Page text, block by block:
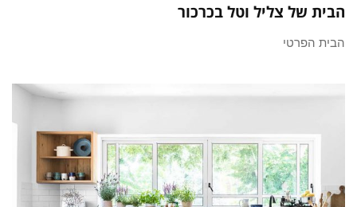
הבית של צליל וטל בכרכור
הבית הפרטי